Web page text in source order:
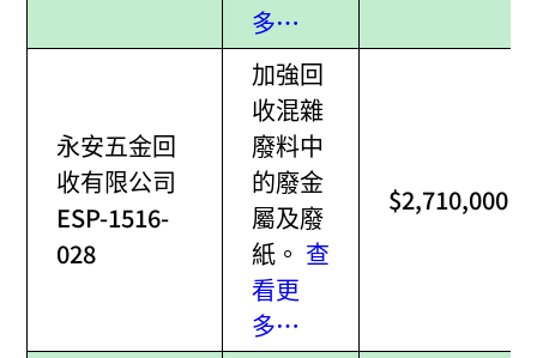
多…
永安五金回
收有限公司
ESP-1516-
028
加強回
收混雜
廢料中
的廢金
屬及廢
紙。 查
看更
多…
$2,710,000